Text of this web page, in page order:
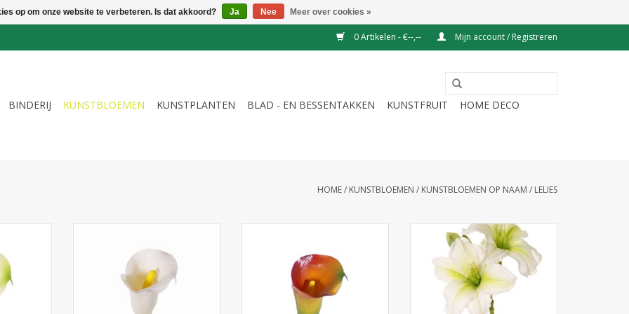
0 Artikelen - €--,-- Mijn account / Registreren
BINDERIJ KUNSTBLOEMEN KUNSTPLANTEN BLAD - EN BESSENTAKKEN KUNSTFRUIT
HOME DECO
HOME/ KUNSTBLOEMEN / KUNSTBLOEMEN OP NAAM / LELIES
55cm, full plastic
130265WG - Daglelie
(Hemerocallis), 'Garden Art', 2
bloemen (Ø 11 cm, h. 5 cm) & 6
knoppen, 65 cm
op om onze website te verbeteren. Is dat akkoord? Ja Nee Meer over cookies »